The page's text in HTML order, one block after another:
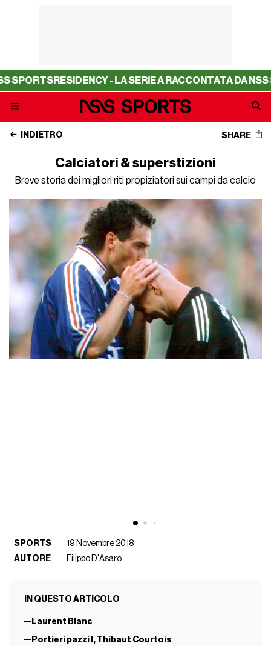
- LA SERIE A RACCONTATA DA NSS SPORTS
INDIETRO SHARE
Calciatori & superstizioni
Breve storia dei migliori riti propiziatori sui campi da calcio
SPORTS
19 Novembre 2018
AUTORE
Filippo D'Asaro
IN QUESTO ARTICOLO
Laurent Blanc
Portieri pazzi I, Thibaut Courtois